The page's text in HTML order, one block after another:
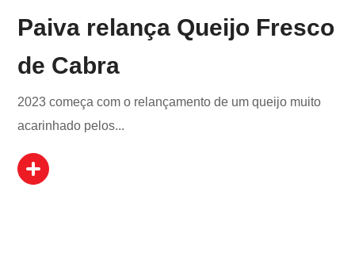
Paiva relança Queijo Fresco
de Cabra
2023 começa com o relançamento de um queijo muito
acarinhado pelos...